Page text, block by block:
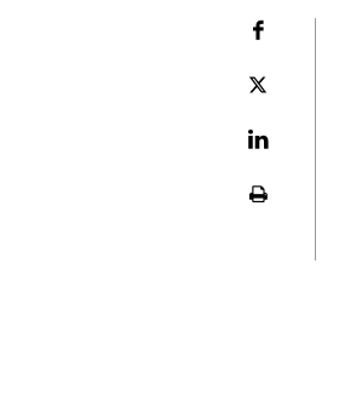
Plattform